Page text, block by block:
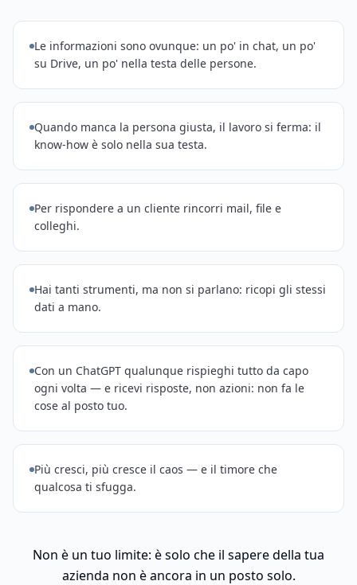
Le informazioni sono ovunque: un po' in chat, un po'
su Drive, un po' nella testa delle persone.
Quando manca la persona giusta, il lavoro si ferma: il
know-how è solo nella sua testa.
Per rispondere a un cliente rincorri mail, file e
colleghi.
Hai tanti strumenti, ma non si parlano: ricopi gli stessi
dati a mano.
Con un ChatGPT qualunque rispieghi tutto da capo
ogni volta — e ricevi risposte, non azioni: non fa le
cose al posto tuo.
Più cresci, più cresce il caos — e il timore che
qualcosa ti sfugga.
Non è un tuo limite: è solo che il sapere della tua
azienda non è ancora in un posto solo.